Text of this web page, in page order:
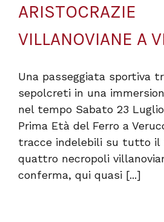
ARISTOCRAZIE
VILLANOVIANE A
Una passeggiata sportiva
sepolcreti in una
nel tempo Sabato 23
Prima Età del Ferro a
tracce indelebili su tutto il
quattro necropoli
conferma, qui quasi [...]